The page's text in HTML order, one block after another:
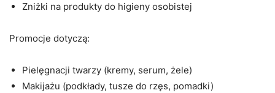
Zniżki na produkty do higieny osobistej
Promocje dotyczą:
Pielęgnacji twarzy (kremy, serum, żele)
Makijażu (podkłady, tusze do rzęs, pomadki)